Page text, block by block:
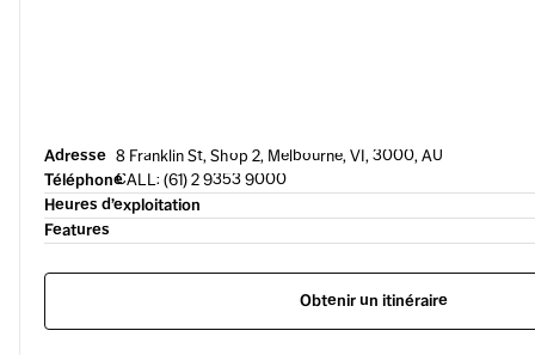
Adresse 8 Franklin St, Shop 2, Melbourne, VI, 3000, AU
TéléphoneCALL: (61) 2 9353 9000
Heures d’exploitation
Features
Obtenir un itinéraire